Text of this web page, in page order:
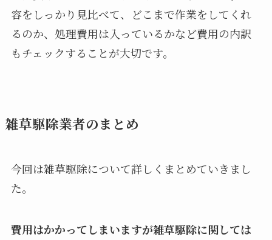
容をしっかり見比べて、どこまで作業をしてくれ
るのか、処理費用は入っているかなど費用の内訳
もチェックすることが大切です。
雑草駆除業者のまとめ
今回は雑草駆除について詳しくまとめていきまし
た。
費用はかかってしまいますが雑草駆除に関しては